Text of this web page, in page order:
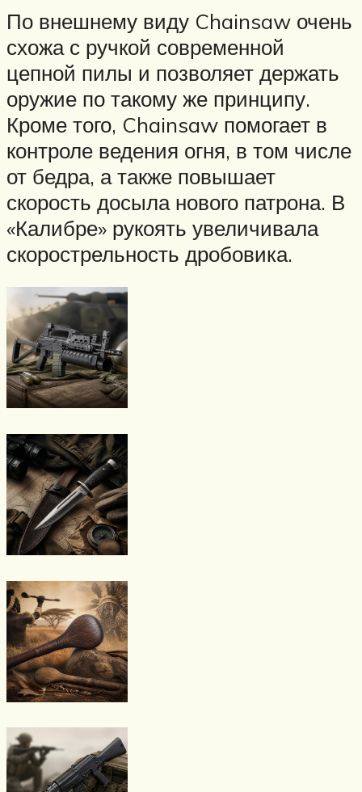
По внешнему виду Chainsaw очень
схожа с ручкой современной
цепной пилы и позволяет держать
оружие по такому же принципу.
Кроме того, Chainsaw помогает в
контроле ведения огня, в том числе
от бедра, а также повышает
скорость досыла нового патрона. В
«Калибре» рукоять увеличивала
скорострельность дробовика.